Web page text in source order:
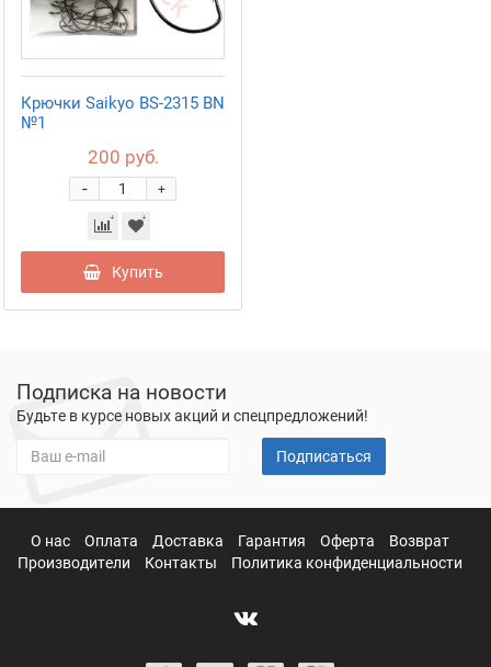
Крючки Saikyo BS-2315 BN
№1
200 руб.
+
-
Купить
Подписка на новости
Будьте в курсе новых акций и спецпредложений!
Подписаться
О нас Оплата Доставка Гарантия Оферта
Возврат
Производители
Контакты Политика конфиденциальности